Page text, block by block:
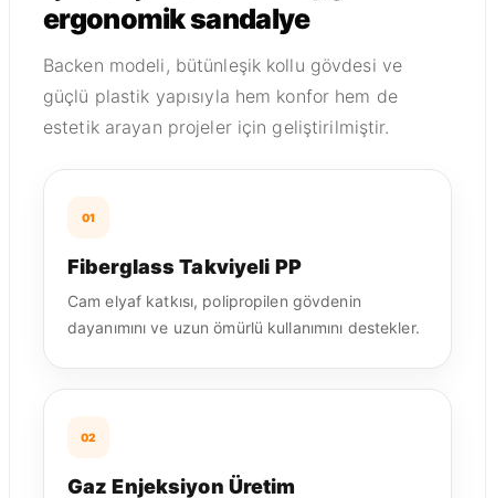
ergonomik sandalye
Backen modeli, bütünleşik kollu gövdesi ve
güçlü plastik yapısıyla hem konfor hem de
estetik arayan projeler için geliştirilmiştir.
01
Fiberglass Takviyeli PP
Cam elyaf katkısı, polipropilen gövdenin
dayanımını ve uzun ömürlü kullanımını destekler.
02
Gaz Enjeksiyon Üretim